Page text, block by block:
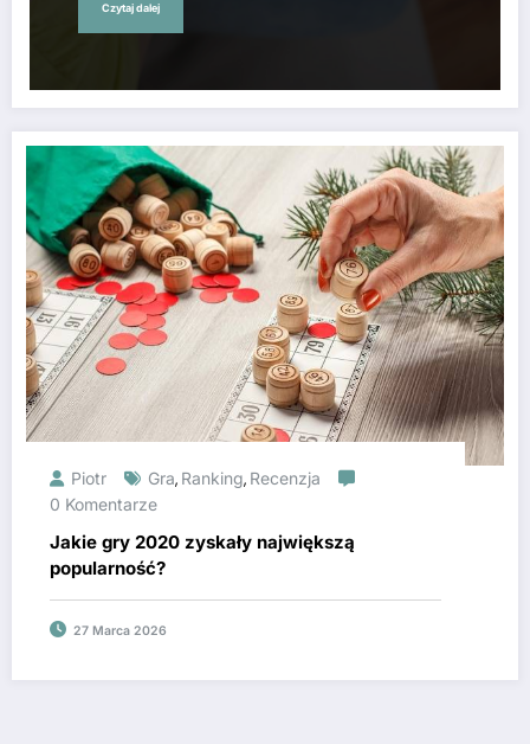
Czytaj dalej
Piotr Gra, Ranking, Recenzja
0 Komentarze
Jakie gry 2020 zyskały największą
popularność?
27 Marca 2026